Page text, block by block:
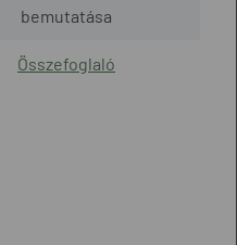
bemutatása
Összefoglaló